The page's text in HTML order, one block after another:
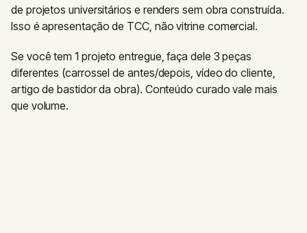
de projetos universitários e renders sem obra construída.
Isso é apresentação de TCC, não vitrine comercial.
Se você tem 1 projeto entregue, faça dele 3 peças
diferentes (carrossel de antes/depois, vídeo do cliente,
artigo de bastidor da obra). Conteúdo curado vale mais
que volume.